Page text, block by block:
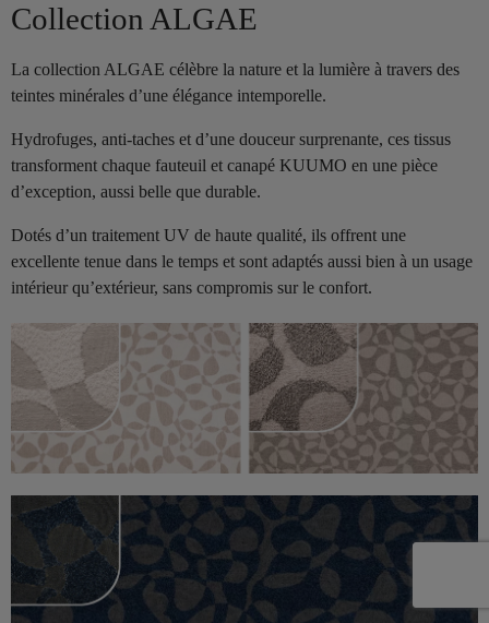
Collection ALGAE
La collection ALGAE célèbre la nature et la lumière à travers des
teintes minérales d’une élégance intemporelle.
Hydrofuges, anti-taches et d’une douceur surprenante, ces tissus
transforment chaque fauteuil et canapé KUUMO en une pièce
d’exception, aussi belle que durable.
Dotés d’un traitement UV de haute qualité, ils offrent une
excellente tenue dans le temps et sont adaptés aussi bien à un usage
intérieur qu’extérieur, sans compromis sur le confort.